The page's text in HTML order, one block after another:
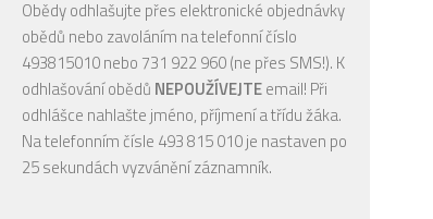
Obědy odhlašujte přes elektronické objednávky
obědů nebo zavoláním na telefonní číslo
493815010 nebo 731 922 960 (ne přes SMS!). K
odhlašování obědů NEPOUŽÍVEJTEemail! Při
odhlášce nahlašte jméno, příjmení a třídu žáka.
Na telefonním čísle 493 815 010 je nastaven po
25 sekundách vyzvánění záznamník.